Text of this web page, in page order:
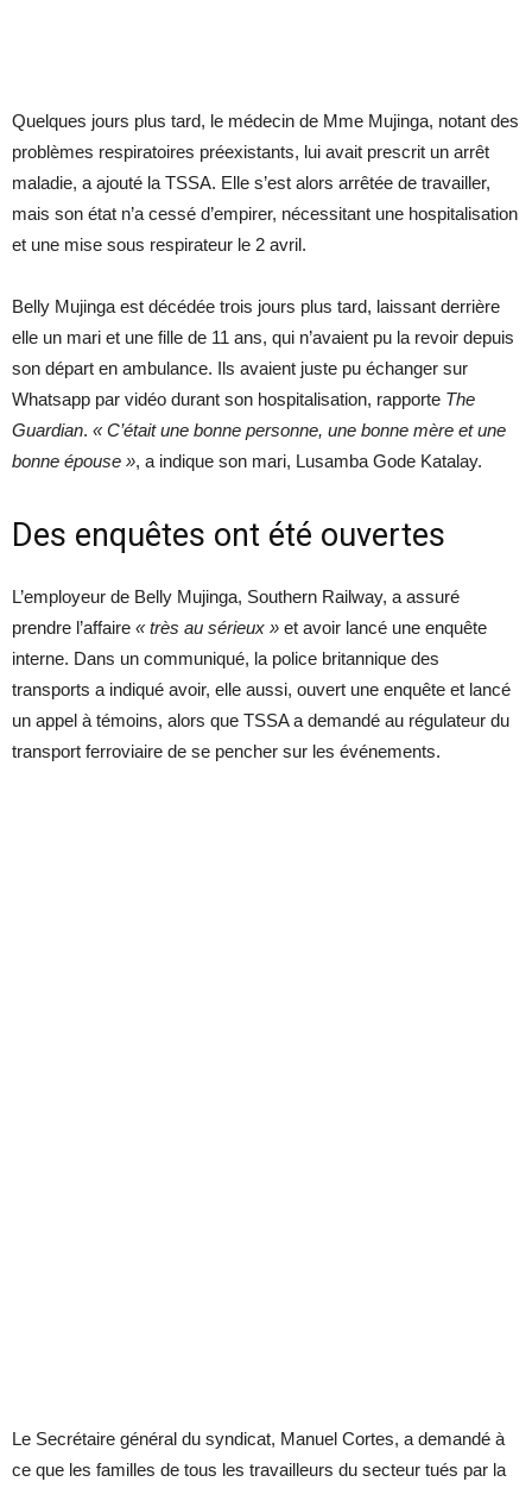
Quelques jours plus tard, le médecin de Mme Mujinga, notant des
problèmes respiratoires préexistants, lui avait prescrit un arrêt
maladie, a ajouté la TSSA. Elle s’est alors arrêtée de travailler,
mais son état n’a cessé d’empirer, nécessitant une hospitalisation
et une mise sous respirateur le 2 avril.
Belly Mujinga est décédée trois jours plus tard, laissant derrière
elle un mari et une fille de 11 ans, qui n’avaient pu la revoir depuis
son départ en ambulance. Ils avaient juste pu échanger sur
Whatsapp par vidéo durant son hospitalisation, rapporte The
Guardian. « C’était une bonne personne, une bonne mère et une
bonne épouse », a indique son mari, Lusamba Gode Katalay.
Des enquêtes ont été ouvertes
L’employeur de Belly Mujinga, Southern Railway, a assuré
prendre l’affaire « très au sérieux » et avoir lancé une enquête
interne. Dans un communiqué, la police britannique des
transports a indiqué avoir, elle aussi, ouvert une enquête et lancé
un appel à témoins, alors que TSSA a demandé au régulateur du
transport ferroviaire de se pencher sur les événements.
Le Secrétaire général du syndicat, Manuel Cortes, a demandé à
ce que les familles de tous les travailleurs du secteur tués par la